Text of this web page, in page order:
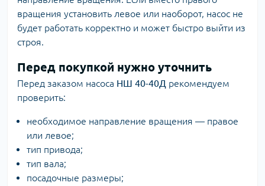
вращения установить левое или наоборот, насос не
будет работать корректно и может быстро выйти из
строя.
Перед покупкой нужно уточнить
Перед заказом насоса НШ 40-40Д рекомендуем
проверить:
необходимое направление вращения — правое
или левое;
тип привода;
тип вала;
посадочные размеры;